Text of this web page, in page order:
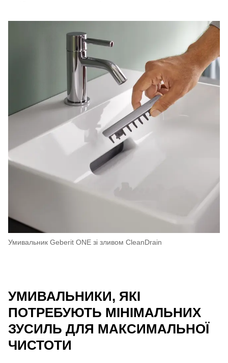
Умивальник Geberit ONE зі зливом CleanDrain
УМИВАЛЬНИКИ, ЯКІ
ПОТРЕБУЮТЬ МІНІМАЛЬНИХ
ЗУСИЛЬ ДЛЯ МАКСИМАЛЬНОЇ
ЧИСТОТИ